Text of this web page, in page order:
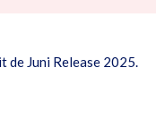
de Juni Release 2025.